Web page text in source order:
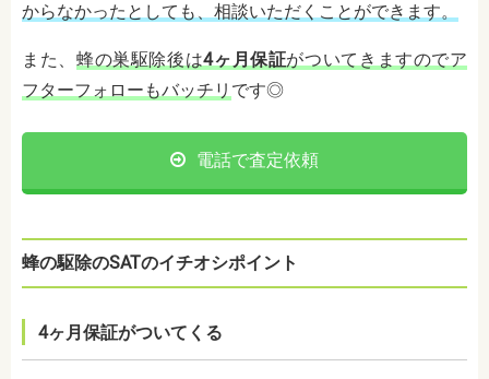
からなかったとしても、相談いただくことができます。
また、 蜂の巣駆除後は4ヶ月保証がついてきますのでア
フターフォローもバッチリ です◎
電話で査定依頼
蜂の駆除のSATのイチオシポイント
4ヶ月保証がついてくる